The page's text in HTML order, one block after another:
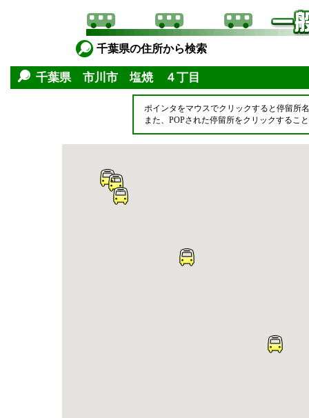
千葉県の住所から検索
千葉県 市川市 塩焼 ４丁目
ポインタをマウスでクリックすると停留所
また、POPされた停留所をクリックするこ